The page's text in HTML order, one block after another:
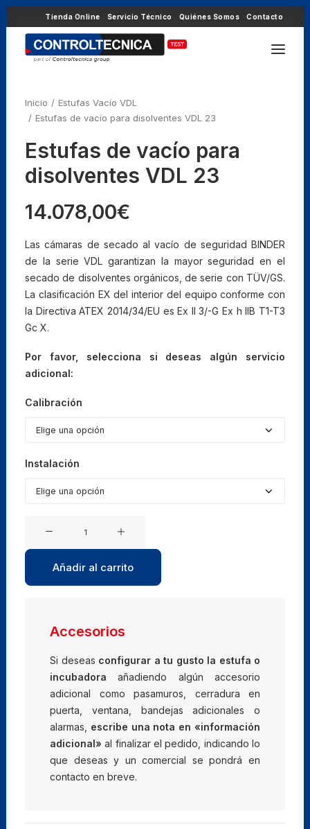
Tienda Online Servicio Técnico Quiénes Somos Contacto
Inicio
Estufas Vacío VDL
Estufas de vacío para disolventes VDL 23
Estufas de vacío para
disolventes VDL 23
14.078,00€
Las cámaras de secado al vacío de seguridad BINDER
de la serie VDL garantizan la mayor seguridad en el
secado de disolventes orgánicos, de serie con TÜV/GS.
La clasificación EX del interior del equipo conforme con
la Directiva ATEX 2014/34/EU es Ex II 3/-G Ex h IIB T1-T3
Gc X.
Por favor, selecciona si deseas algún servicio
adicional:
Calibración
Instalación
vacío
disolventes
cantidad
Añadir al carrito
Accesorios
Si deseas configurar a tu gusto la estufa o
incubadora añadiendo algún accesorio
adicional como pasamuros, cerradura en
puerta, ventana, bandejas adicionales o
alarmas, escribe una nota en «información
adicional» al finalizar el pedido, indicando lo
que deseas y un comercial se pondrá en
contacto en breve.